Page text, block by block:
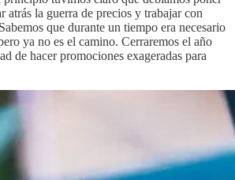
atrás la guerra de precios y trabajar con
que durante un tiempo era necesario
ya no es el camino. Cerraremos el año
de hacer promociones exageradas para